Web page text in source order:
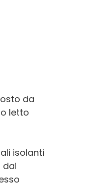
da
letto
isolanti
dai